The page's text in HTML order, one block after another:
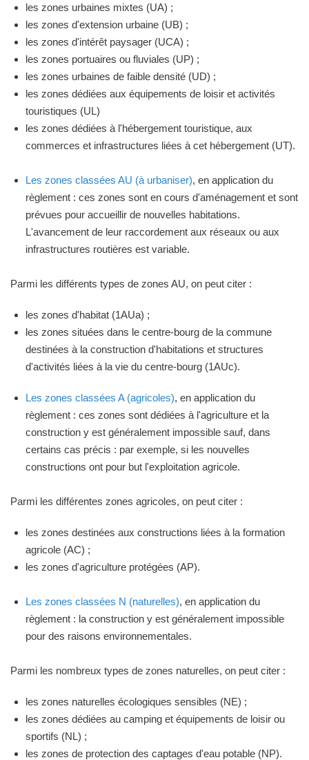
les zones urbaines mixtes (UA) ;
les zones d'extension urbaine (UB) ;
les zones d'intérêt paysager (UCA) ;
les zones portuaires ou fluviales (UP) ;
les zones urbaines de faible densité (UD) ;
les zones dédiées aux équipements de loisir et activités
touristiques (UL)
les zones dédiées à l'hébergement touristique, aux
commerces et infrastructures liées à cet hébergement (UT).
Les zones classées AU (à urbaniser), en application du
règlement : ces zones sont en cours d'aménagement et sont
prévues pour accueillir de nouvelles habitations.
L'avancement de leur raccordement aux réseaux ou aux
infrastructures routières est variable.
Parmi les différents types de zones AU, on peut citer :
les zones d'habitat (1AUa) ;
les zones situées dans le centre-bourg de la commune
destinées à la construction d'habitations et structures
d'activités liées à la vie du centre-bourg (1AUc).
Les zones classées A (agricoles), en application du
règlement : ces zones sont dédiées à l'agriculture et la
construction y est généralement impossible sauf, dans
certains cas précis : par exemple, si les nouvelles
constructions ont pour but l'exploitation agricole.
Parmi les différentes zones agricoles, on peut citer :
les zones destinées aux constructions liées à la formation
agricole (AC) ;
les zones d'agriculture protégées (AP).
Les zones classées N (naturelles), en application du
règlement : la construction y est généralement impossible
pour des raisons environnementales.
Parmi les nombreux types de zones naturelles, on peut citer :
les zones naturelles écologiques sensibles (NE) ;
les zones dédiées au camping et équipements de loisir ou
sportifs (NL) ;
les zones de protection des captages d'eau potable (NP).